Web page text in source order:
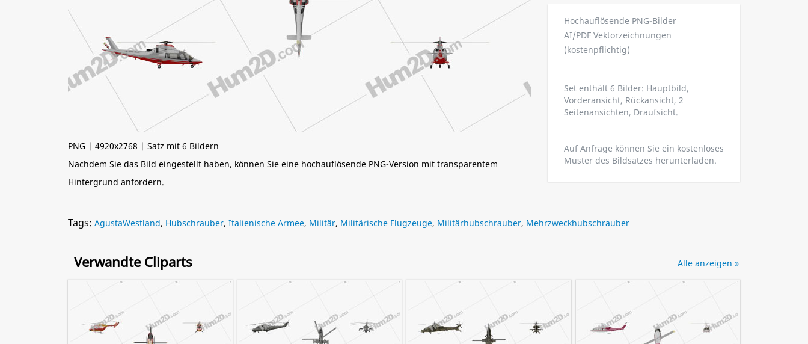
PNG | 4920x2768 | Satz mit 6 Bildern
Nachdem Sie das Bild eingestellt haben, können Sie eine hochauflösende PNG-Version mit transparentem
Hintergrund anfordern.
Hochauflösende PNG-Bilder
AI/PDF Vektorzeichnungen
(kostenpflichtig)
Set enthält 6 Bilder: Hauptbild,
Vorderansicht, Rückansicht, 2
Seitenansichten, Draufsicht.
Auf Anfrage können Sie ein kostenloses
Muster des Bildsatzes herunterladen.
Tags: AgustaWestland, Hubschrauber, Italienische Armee, Militär, Militärische Flugzeuge, Militärhubschrauber, Mehrzweckhubschrauber
Verwandte Cliparts Alle anzeigen »